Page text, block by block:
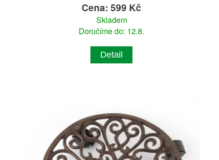
Cena: 599 Kč
Skladem
Doručíme do: 12.8.
Detail